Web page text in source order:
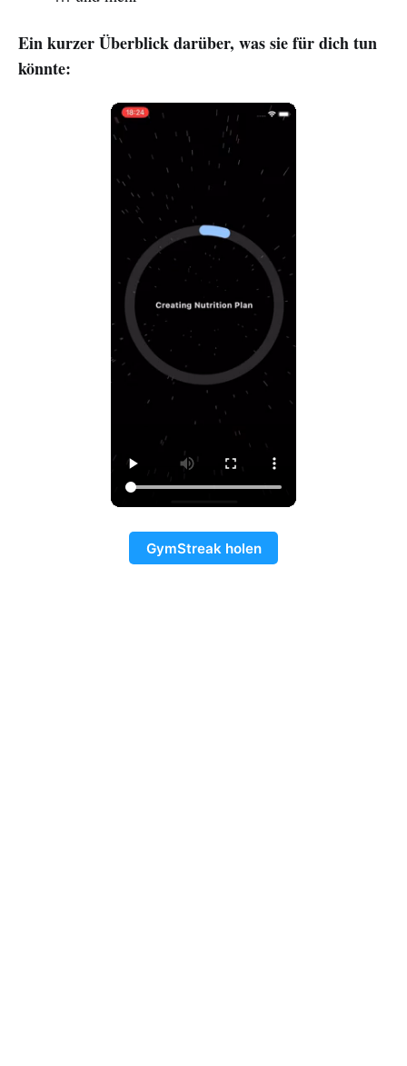
Ein kurzer Überblick darüber, was sie für dich tun
könnte:
GymStreak holen